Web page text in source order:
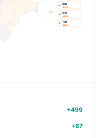
沖縄
-21人
九州
-22人
中国
-23人
+499
+67